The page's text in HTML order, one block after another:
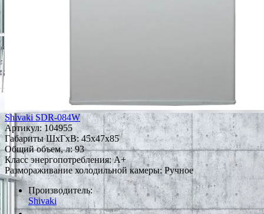
Shivaki SDR-084W
Артикул: 104955
Габариты ШxГxВ: 45x47x85
Общий объем, л: 93
Класс энергопотребления: A+
Размораживание холодильной камеры: Ручное
Производитель:
Shivaki